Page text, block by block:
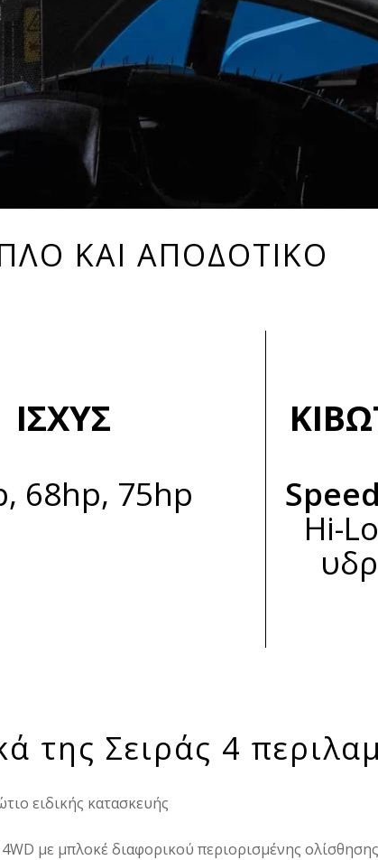
ΚΑΙ ΑΠΟΔΟΤΙΚΟ
ΙΣΧΥΣ
68hp, 75hp
Hi-
της Σειράς 4
ειδικής κατασκευής
με μπλοκέ διαφορικού περιορισμένης ολίσθησης